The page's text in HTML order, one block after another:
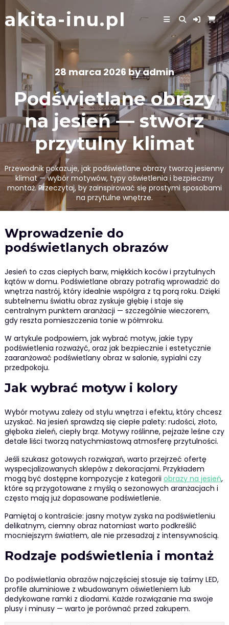
to
content
akita-inu.pl
28 marca 2026 byadmin
Podświetlane obrazy
na jesień — stwórz
przytulny klimat
Przewodnik pokazuje, jak podświetlane obrazy tworzą jesienny
klimat — wybór motywów, typy oświetlenia i bezpieczny
montaż. Przeczytaj, by zainspirować się prostymi sposobami
na przytulne wnętrze.
Wprowadzenie do
podświetlanych obrazów
Jesień to czas ciepłych barw, miękkich koców i przytulnych
kątów w domu. Podświetlane obrazy potrafią wprowadzić do
wnętrza nastrój, który idealnie współgra z tą porą roku. Dzięki
subtelnemu światłu obraz zyskuje głębię i staje się
centralnym punktem aranżacji — szczególnie wieczorem,
gdy reszta pomieszczenia tonie w półmroku.
W artykule podpowiem, jak wybrać motyw, jakie typy
podświetlenia rozważyć, oraz jak bezpiecznie i estetycznie
zaaranżować podświetlany obraz w salonie, sypialni czy
przedpokoju.
Jak wybrać motyw i kolory
Wybór motywu zależy od stylu wnętrza i efektu, który chcesz
uzyskać. Na jesień sprawdzą się ciepłe palety: rudości, złoto,
głęboka zieleń, ciepły brąz. Motywy roślinne, pejzaże leśne czy
detale liści tworzą natychmiastową atmosferę przytulności.
Jeśli szukasz gotowych rozwiązań, warto przejrzeć ofertę
wyspecjalizowanych sklepów z dekoracjami. Przykładem
mogą być dostępne kompozycje z kategorii obrazy na jesień,
które są przygotowane z myślą o sezonowych aranżacjach i
często mają już dopasowane podświetlenie.
Pamiętaj o kontraście: jasny motyw zyska na podświetleniu
delikatnym, ciemny obraz natomiast warto podkreślić
mocniejszym światłem, ale nie przesadzaj z intensywnością.
Rodzaje podświetlenia i montaż
Do podświetlania obrazów najczęściej stosuje się taśmy LED,
profile aluminiowe z wbudowanym oświetleniem lub
dedykowane ramki z diodami. Każde rozwiązanie ma swoje
plusy i minusy — warto je porównać przed zakupem.